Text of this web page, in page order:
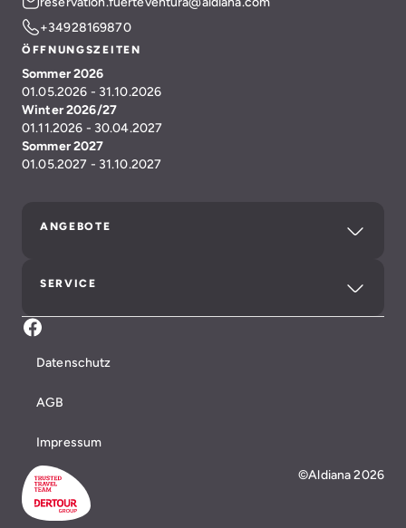
+34928169870
ÖFFNUNGSZEITEN
Sommer 2026
01.05.2026 - 31.10.2026
Winter 2026/27
01.11.2026 - 30.04.2027
Sommer 2027
01.05.2027 - 31.10.2027
ANGEBOTE
SERVICE
Datenschutz
AGB
Impressum
©Aldiana 2026